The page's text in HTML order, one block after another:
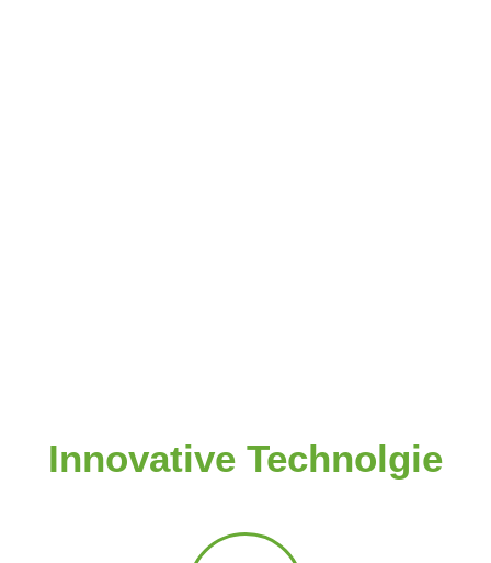
Innovative Technolgie